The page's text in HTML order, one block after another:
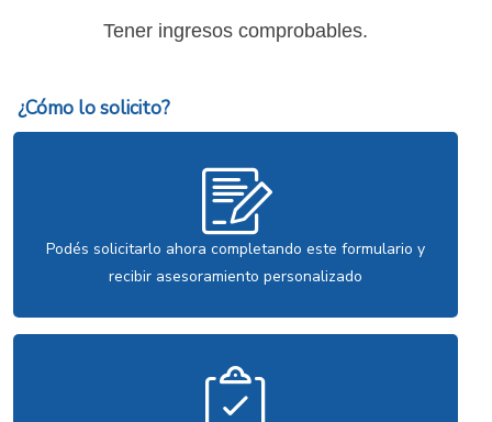
Tener ingresos comprobables.
¿Cómo lo solicito?
Podés solicitarlo ahora completando este formulario y
recibir asesoramiento personalizado
PEDILO ONLINE